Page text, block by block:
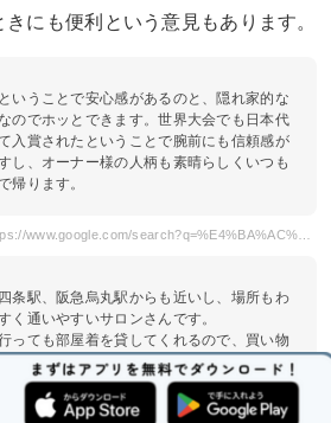
にも便利という意見もあります。
いうことで安心感があるのと、隠れ家的な
のでホッとできます。世界大会でも日本代
入賞されたということで腕前にも信頼感が
し、オーナー様の人柄も素晴らしくいつも
帰ります。
条駅、阪急烏丸駅からも近いし、場所もわ
く通いやすいサロンさんです。
っても部屋着を貸してくれるので、買い物
でも行きやすいと思います。
すが、サロン内は非常に静かで落ち着く空間